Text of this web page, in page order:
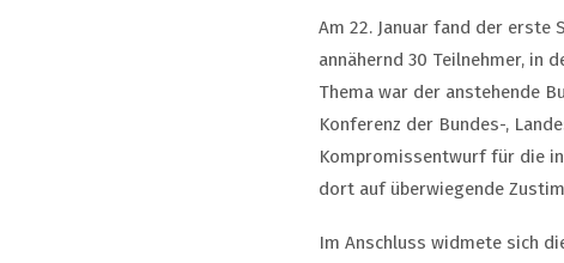
Am 22. Januar fand der
annähernd 30 Teilnehmer, in
Thema war der anstehende
Konferenz der Bundes-,
Kompromissentwurf für die
dort auf überwiegende
Im Anschluss widmete sich